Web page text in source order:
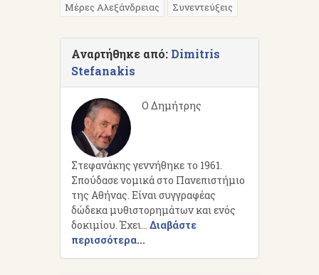
Μέρες Αλεξάνδρειας
Συνεντεύξεις
Αναρτήθηκε από: Dimitris
Stefanakis
Ο Δημήτρης
Στεφανάκης γεννήθηκε το 1961.
Σπούδασε νομικά στο Πανεπιστήμιο
της Αθήνας. Είναι συγγραφέας
δώδεκα μυθιστορημάτων και ενός
δοκιμίου. Έχει... Διαβάστε
περισσότερα...